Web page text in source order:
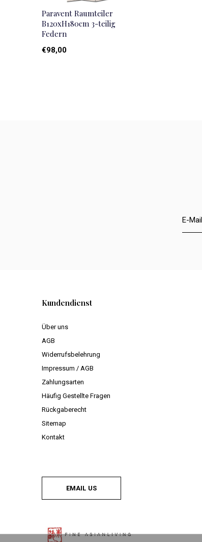
Paravent Raumteiler
B120xH180cm 3-teilig
Federn
€98,00
Kundendienst
Über uns
AGB
Widerrufsbelehrung
Impressum / AGB
Zahlungsarten
Häufig Gestellte Fragen
Rückgaberecht
Sitemap
Kontakt
EMAIL US